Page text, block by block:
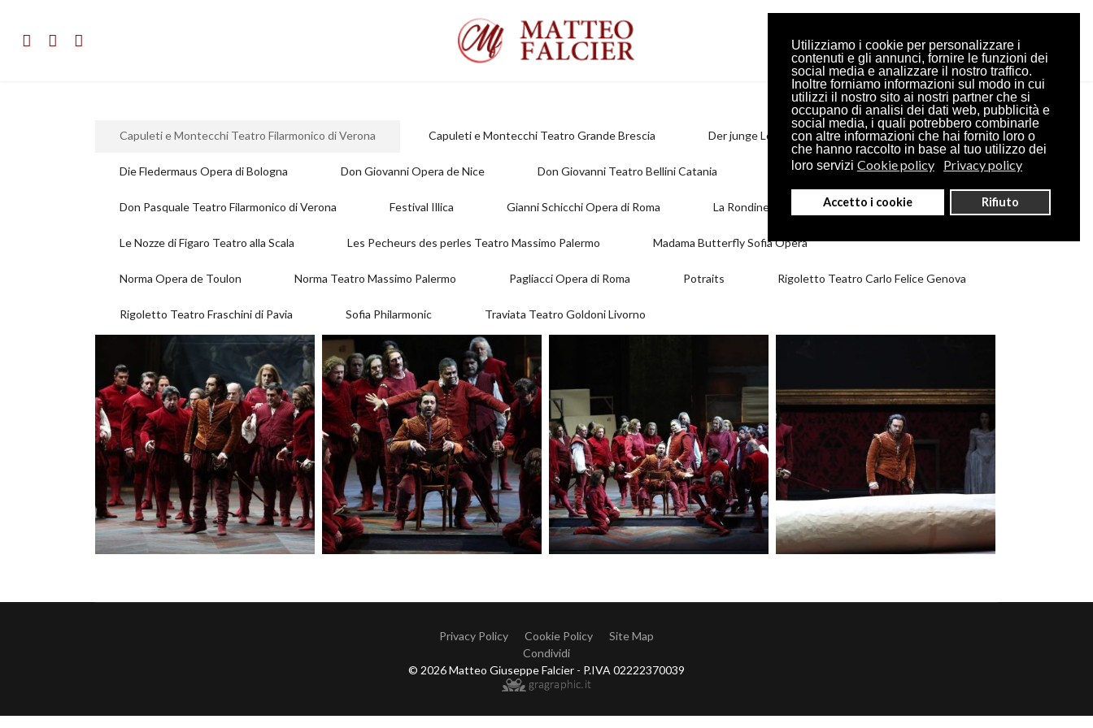
Utilizziamo i cookie per personalizzare i
contenuti e gli annunci, fornire le funzioni dei
social media e analizzare il nostro traffico.
Inoltre forniamo informazioni sul modo in cui
utilizzi il nostro sito ai nostri partner che si
occupano di analisi dei dati web, pubblicità e
social media, i quali potrebbero combinarle
con altre informazioni che hai fornito loro o
che hanno raccolto in base al tuo utilizzo dei
loro servizi Cookie policy Privacy policy
Accetto i cookie Rifiuto
Capuleti e Montecchi Teatro Filarmonico di Verona Capuleti e Montecchi Teatro Grande Brescia Der junge Lord Maggio Fiorentino
Die Fledermaus Opera di Bologna Don Giovanni Opera de Nice Don Giovanni Teatro Bellini Catania Don Pasquale Sofia Opera House
Don Pasquale Teatro Filarmonico di Verona Festival Illica Gianni Schicchi Opera di Roma La Rondine Teatro Verdi Pisa
Le Nozze di Figaro Teatro alla Scala Les Pecheurs des perles Teatro Massimo Palermo Madama Butterfly Sofia Opera
Norma Opera de Toulon Norma Teatro Massimo Palermo Pagliacci Opera di Roma Potraits Rigoletto Teatro Carlo Felice Genova
Rigoletto Teatro Fraschini di Pavia Sofia Philarmonic Traviata Teatro Goldoni Livorno
Privacy Policy Cookie Policy
Site Map
Condividi
© 2026 Matteo Giuseppe Falcier - P.IVA 02222370039